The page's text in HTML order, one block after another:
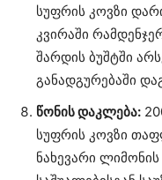
სუფრის კოვზი
კვირაში
შარდის ბუშტში
განადგურებაში
წონის დაკლება:
სუფრის კოვზი
ნახევარი